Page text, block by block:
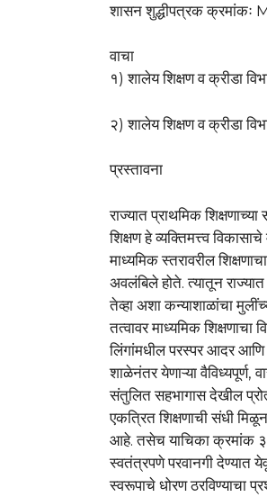
शासन शुद्धीपत्रक
वाचा
१) शालेय शिक्षण व क्रीडा
२) शालेय शिक्षण व क्रीडा
प्रस्तावना
राज्यात प्राथमिक
शिक्षण हे व्यक्तिमत्त्व
माध्यमिक स्तरावरील
अवलंबिले होते. त्यातून
तेव्हा अशा कन्याशाळांचा
तत्वावर माध्यमिक
लिंगांमधील परस्पर आदर आणि
शाळेनंतर येणाऱ्या वैविध्यपूर्ण,
संतुलित सहभागास देखील
एकत्रित शिक्षणाची संधी
आहे. तसेच याचिका क्रमांक
स्वतंत्रपणे परवानगी देण्यात
स्वरूपाचे धोरण ठरविण्याचा